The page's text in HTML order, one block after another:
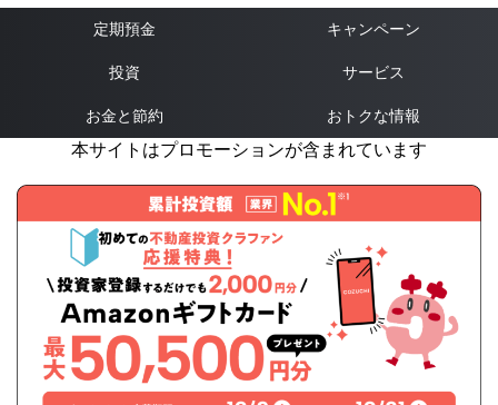
定期預金 キャンペーン
投資 サービス
お金と節約 おトクな情報
本サイトはプロモーションが含まれています